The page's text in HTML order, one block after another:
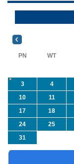
PN WT
3
4
10
11
17
18
24
25
31